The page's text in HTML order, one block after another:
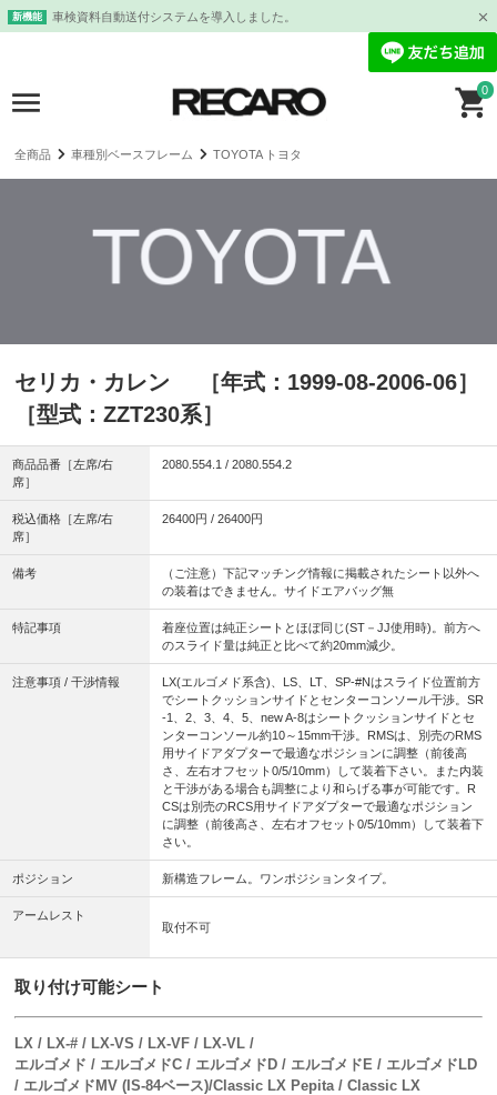
新機能 車検資料自動送付システムを導入しました。
0
全商品 車種別ベースフレーム TOYOTA トヨタ
セリカ・カレン ［年式：1999-08-2006-06］
［型式：ZZT230系］
商品品番［左席/右
席］
2080.554.1 / 2080.554.2
税込価格［左席/右
席］
26400円 / 26400円
備考
（ご注意）下記マッチング情報に掲載されたシート以外へ
の装着はできません。サイドエアバッグ無
特記事項
着座位置は純正シートとほぼ同じ(ST－JJ使用時)。前方へ
のスライド量は純正と比べて約20mm減少。
注意事項 / 干渉情報
LX(エルゴメド系含)、LS、LT、SP-#Nはスライド位置前方
でシートクッションサイドとセンターコンソール干渉。SR
-1、2、3、4、5、new A-8はシートクッションサイドとセ
ンターコンソール約10～15mm干渉。RMSは、別売のRMS
用サイドアダプターで最適なポジションに調整（前後高
さ、左右オフセット0/5/10mm）して装着下さい。また内装
と干渉がある場合も調整により和らげる事が可能です。R
CSは別売のRCS用サイドアダプターで最適なポジション
に調整（前後高さ、左右オフセット0/5/10mm）して装着下
さい。
ポジション 新構造フレーム。ワンポジションタイプ。
アームレスト
取付不可
取り付け可能シート
LX / LX-# / LX-VS / LX-VF / LX-VL /
エルゴメド / エルゴメドC / エルゴメドD / エルゴメドE / エルゴメドLD
/ エルゴメドMV (IS-84ベース)/Classic LX Pepita / Classic LX